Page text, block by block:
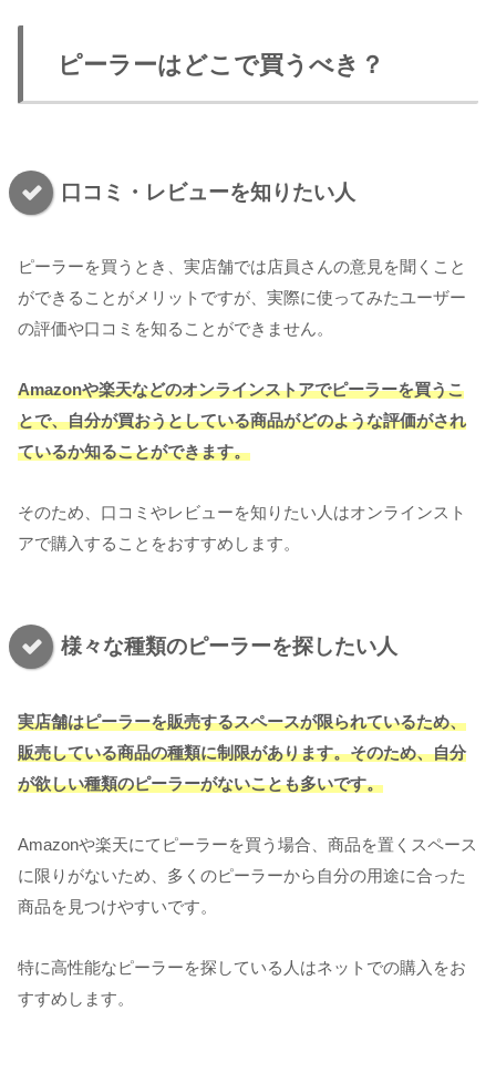
ピーラーはどこで買うべき？
口コミ・レビューを知りたい人
ピーラーを買うとき、実店舗では店員さんの意見を聞くこと
ができることがメリットですが、実際に使ってみたユーザー
の評価や口コミを知ることができません。
Amazonや楽天などのオンラインストアでピーラーを買うこ
とで、自分が買おうとしている商品がどのような評価がされ
ているか知ることができます。
そのため、口コミやレビューを知りたい人はオンラインスト
アで購入することをおすすめします。
様々な種類のピーラーを探したい人
実店舗はピーラーを販売するスペースが限られているため、
販売している商品の種類に制限があります。そのため、自分
が欲しい種類のピーラーがないことも多いです。
Amazonや楽天にてピーラーを買う場合、商品を置くスペース
に限りがないため、多くのピーラーから自分の用途に合った
商品を見つけやすいです。
特に高性能なピーラーを探している人はネットでの購入をお
すすめします。